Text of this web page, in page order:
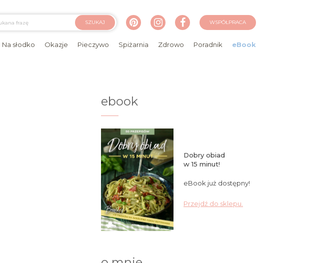
SZUKAJ WSPÓŁPRACA
Na słodko Okazje Pieczywo Spiżarnia Zdrowo Poradnik eBook
ebook
Dobry obiad
w 15 minut!
eBook już dostępny!
Przejdź do sklepu.